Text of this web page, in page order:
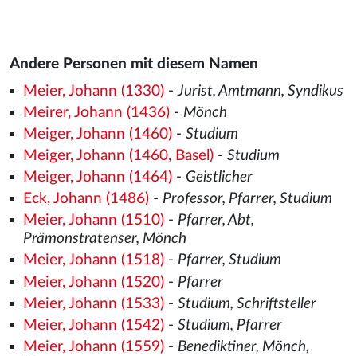
Andere Personen mit diesem Namen
Meier, Johann (1330)-Jurist, Amtmann, Syndikus
Meirer, Johann (1436)- Mönch
Meiger, Johann (1460)- Studium
Meiger, Johann (1460, Basel)- Studium
Meiger, Johann (1464)- Geistlicher
Eck, Johann (1486)- Professor, Pfarrer, Studium
Meier, Johann (1510)- Pfarrer, Abt,
Prämonstratenser, Mönch
Meier, Johann (1518)- Pfarrer, Studium
Meier, Johann (1520)- Pfarrer
Meier, Johann (1533)- Studium, Schriftsteller
Meier, Johann (1542)- Studium, Pfarrer
Meier, Johann (1559)- Benediktiner, Mönch,